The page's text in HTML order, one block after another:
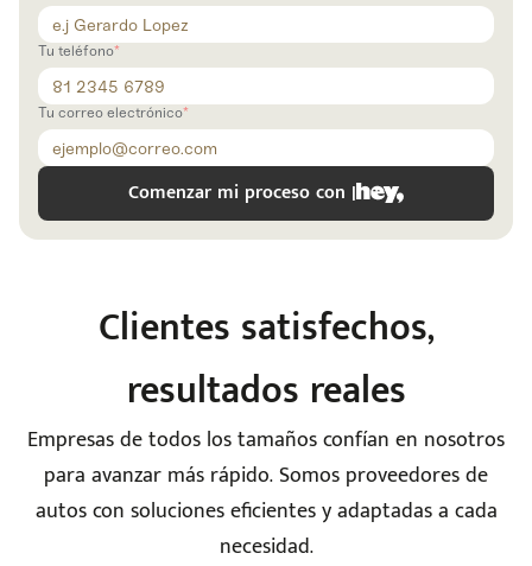
Tu teléfono
Tu correo electrónico
Comenzar mi proceso con |
Clientes satisfechos,
resultados reales
Empresas de todos los tamaños confían en nosotros
para avanzar más rápido. Somos proveedores de
autos con soluciones eficientes y adaptadas a cada
necesidad.